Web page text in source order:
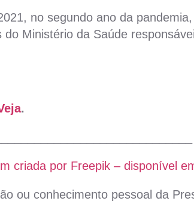
no segundo ano da
Ministério da Saúde
.
criada por Freepik – disponível
ou conhecimento pessoal da